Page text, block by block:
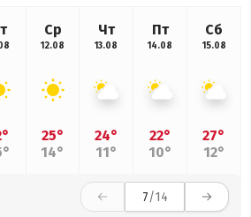
Ср
12.08
25°
14°
Чт
13.08
24°
11°
Пт
14.08
22°
10°
Сб
15.08
27°
12°
7/14